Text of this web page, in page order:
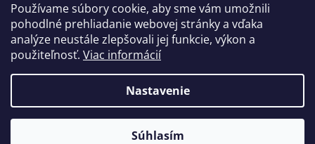
Používame súbory cookie, aby sme vám umožnili
pohodlné prehliadanie webovej stránky a vďaka
analýze neustále zlepšovali jej funkcie, výkon a
použiteľnosť. Viac informácií
Nastavenie
Súhlasím
Kontakty Novinky
Vytvoril Shoptet
lovelykids. Všetky práva vyhradené.